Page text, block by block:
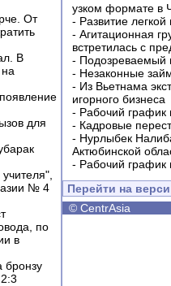
От
В
для
№ 4
по
в
бронзу
узком формате в
- Развитие
- Агитационная
встретилась с
- Подозреваемый
- Незаконные
- Из Вьетнама
игорного бизнеса
- Рабочий график
- Кадровые
- Нурлыбек
Актюбинской
- Рабочий график
Перейти на
© CentrAsia